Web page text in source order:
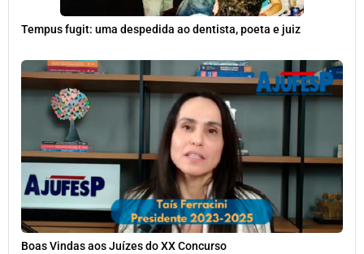
Tempus fugit: uma despedida ao dentista, poeta e juiz
Boas Vindas aos Juízes do XX Concurso